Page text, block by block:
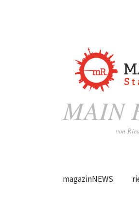
MAIN
von
magazinNEWS